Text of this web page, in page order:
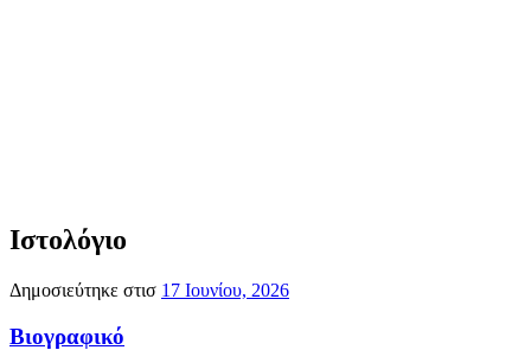
Ιστολόγιο
Δημοσιεύτηκε στισ 17 Ιουνίου, 2026
Βιογραφικό